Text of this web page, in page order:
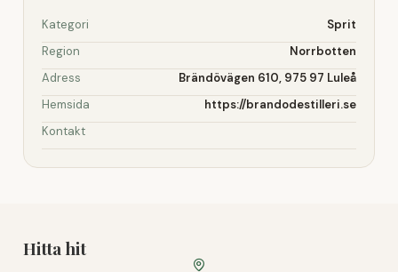
Kategori
Sprit
Region
Norrbotten
Adress
Brändövägen 610, 975 97 Luleå
Hemsida
https://brandodestilleri.se
Kontakt
Hitta hit